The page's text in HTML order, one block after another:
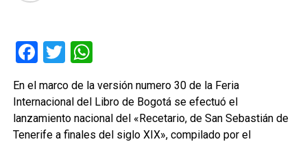
Facebook
TwitterWhatsApp
En el marco de la versión numero 30 de la Feria
Internacional del Libro de Bogotá se efectuó el
lanzamiento nacional del «Recetario, de San Sebastián de
Tenerife a finales del siglo XIX», compilado por el